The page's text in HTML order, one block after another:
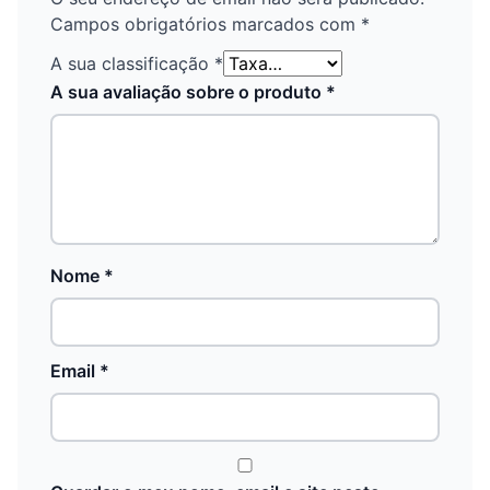
Campos obrigatórios marcados com *
A sua classificação *
A sua avaliação sobre o produto *
Nome *
Email *